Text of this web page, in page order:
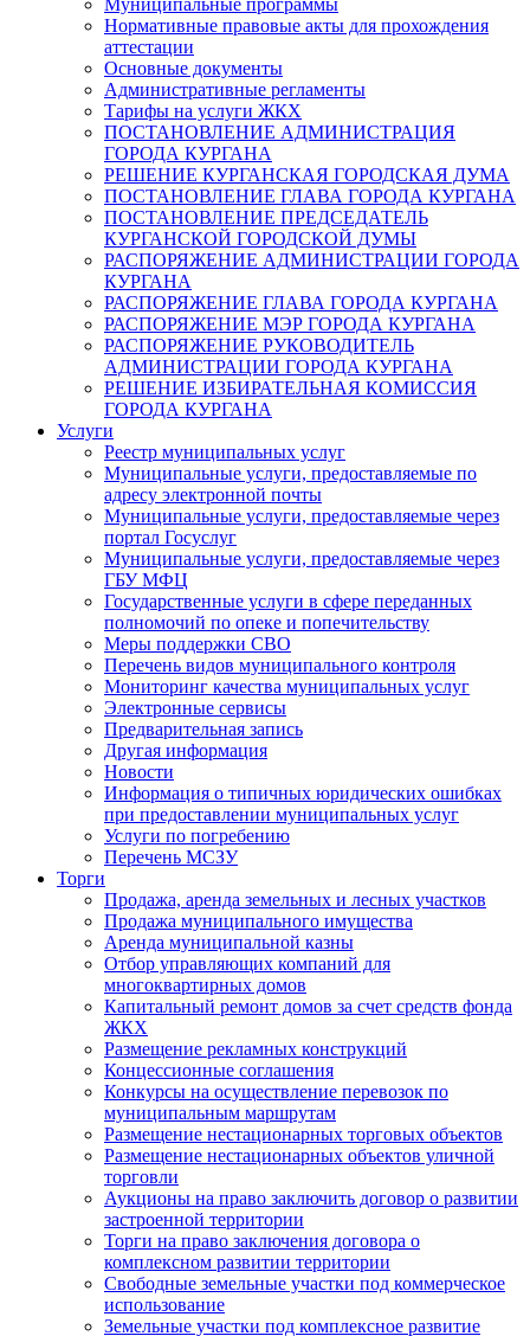
Муниципальные программы
Нормативные правовые акты для прохождения
аттестации
Основные документы
Административные регламенты
Тарифы на услуги ЖКХ
ПОСТАНОВЛЕНИЕ АДМИНИСТРАЦИЯ
ГОРОДА КУРГАНА
РЕШЕНИЕ КУРГАНСКАЯ ГОРОДСКАЯ ДУМА
ПОСТАНОВЛЕНИЕ ГЛАВА ГОРОДА КУРГАНА
ПОСТАНОВЛЕНИЕ ПРЕДСЕДАТЕЛЬ
КУРГАНСКОЙ ГОРОДСКОЙ ДУМЫ
РАСПОРЯЖЕНИЕ АДМИНИСТРАЦИИ ГОРОДА
КУРГАНА
РАСПОРЯЖЕНИЕ ГЛАВА ГОРОДА КУРГАНА
РАСПОРЯЖЕНИЕ МЭР ГОРОДА КУРГАНА
РАСПОРЯЖЕНИЕ РУКОВОДИТЕЛЬ
АДМИНИСТРАЦИИ ГОРОДА КУРГАНА
РЕШЕНИЕ ИЗБИРАТЕЛЬНАЯ КОМИССИЯ
ГОРОДА КУРГАНА
Услуги
Реестр муниципальных услуг
Муниципальные услуги, предоставляемые по
адресу электронной почты
Муниципальные услуги, предоставляемые через
портал Госуслуг
Муниципальные услуги, предоставляемые через
ГБУ МФЦ
Государственные услуги в сфере переданных
полномочий по опеке и попечительству
Меры поддержки СВО
Перечень видов муниципального контроля
Мониторинг качества муниципальных услуг
Электронные сервисы
Предварительная запись
Другая информация
Новости
Информация о типичных юридических ошибках
при предоставлении муниципальных услуг
Услуги по погребению
Перечень МСЗУ
Торги
Продажа, аренда земельных и лесных участков
Продажа муниципального имущества
Аренда муниципальной казны
Отбор управляющих компаний для
многоквартирных домов
Капитальный ремонт домов за счет средств фонда
ЖКХ
Размещение рекламных конструкций
Концессионные соглашения
Конкурсы на осуществление перевозок по
муниципальным маршрутам
Размещение нестационарных торговых объектов
Размещение нестационарных объектов уличной
торговли
Аукционы на право заключить договор о развитии
застроенной территории
Торги на право заключения договора о
комплексном развитии территории
Свободные земельные участки под коммерческое
использование
Земельные участки под комплексное развитие